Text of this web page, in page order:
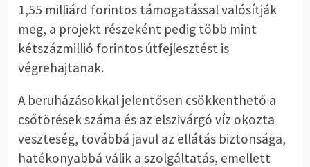
1,55 milliárd forintos támogatással valósítják
meg, a projekt részeként pedig több mint
kétszázmillió forintos útfejlesztést is
végrehajtanak.
A beruházásokkal jelentősen csökkenthető a
csőtörések száma és az elszivárgó víz okozta
veszteség, továbbá javul az ellátás biztonsága,
hatékonyabbá válik a szolgáltatás, emellett